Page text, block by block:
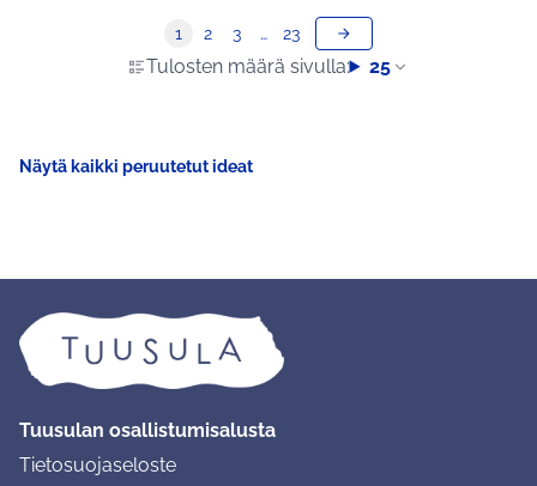
Tulosten määrä sivulla: 25
1 2 3 … 23
Näytä kaikki peruutetut ideat
Tuusulan osallistumisalusta
Tietosuojaseloste